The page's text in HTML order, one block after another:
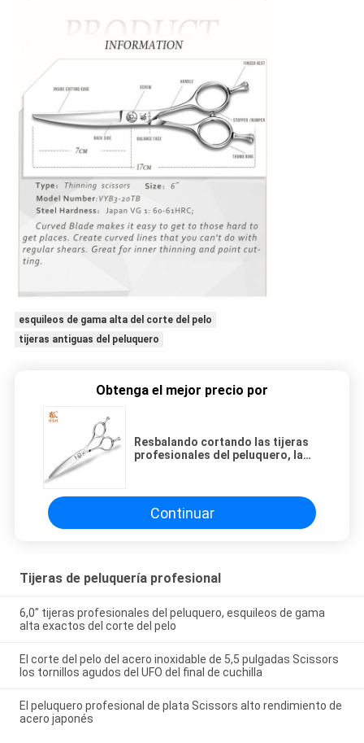
esquileos de gama alta del corte del pelo
tijeras antiguas del peluquero
Obtenga el mejor precio por
Resbalando cortando las tijeras
profesionales del peluquero, la
Continuar
Tijeras de peluquería profesional
6,0" tijeras profesionales del peluquero, esquileos de gama
alta exactos del corte del pelo
El corte del pelo del acero inoxidable de 5,5 pulgadas Scissors
los tornillos agudos del UFO del final de cuchilla
El peluquero profesional de plata Scissors alto rendimiento de
acero japonés